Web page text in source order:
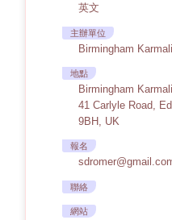
英文
主辦單位
Birmingham
地點
Birmingham
41 Carlyle Road,
9BH, UK
報名
聯絡
網站